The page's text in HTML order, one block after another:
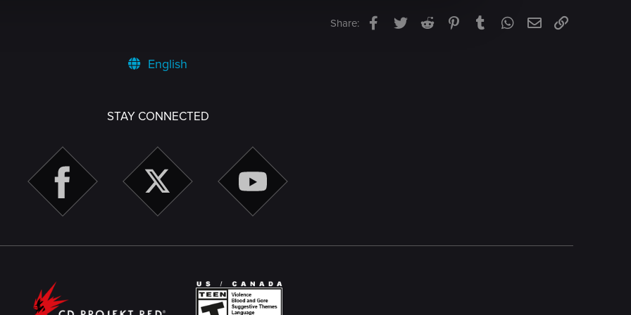
Share: Facebook
TwitterReddit PinterestTumblrWhatsApp
EmailLink
English
STAY CONNECTED